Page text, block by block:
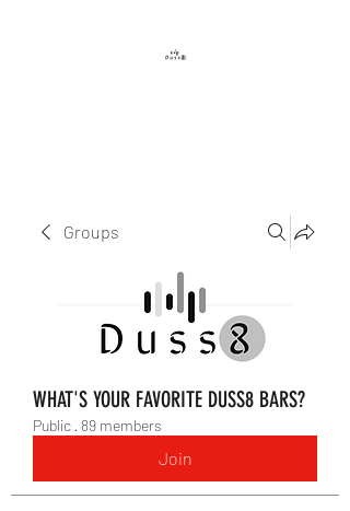
Groups
WHAT'S YOUR FAVORITE DUSS8 BARS?
Public · 89 members
Join